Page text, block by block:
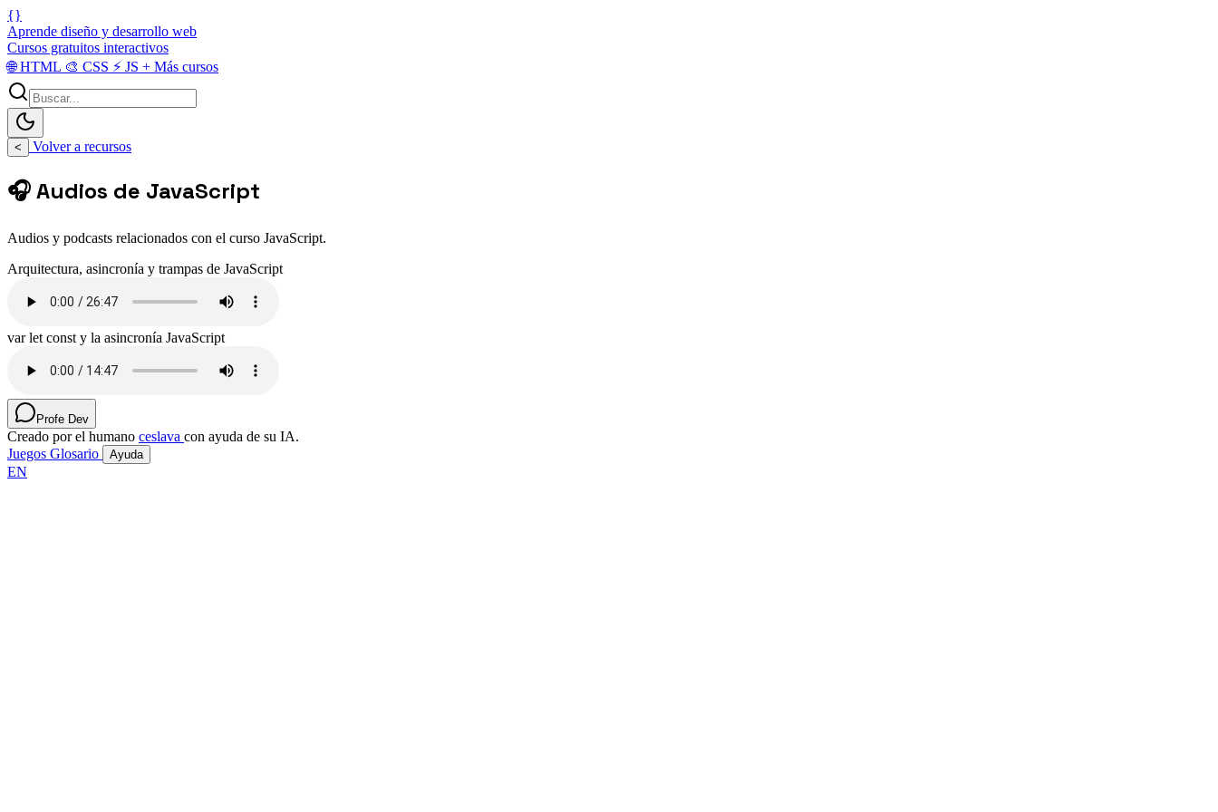
{}
Aprende diseño y desarrollo web
Cursos gratuitos interactivos
🌐HTML 🎨 CSS ⚡ JS + Más cursos
< Volver a recursos
🎧 Audios de JavaScript
Audios y podcasts relacionados con el curso JavaScript.
Arquitectura, asincronía y trampas de JavaScript
var let const y la asincronía JavaScript
Profe Dev
Creado por el humano ceslava con ayuda de su IA.
Juegos Glosario Ayuda
EN